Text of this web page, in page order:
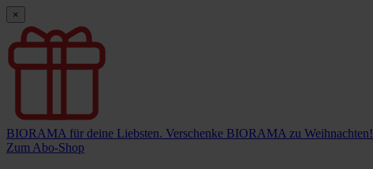
×
BIORAMA für deine Liebsten. Verschenke BIORAMA zu Weihnachten!
Zum Abo-Shop